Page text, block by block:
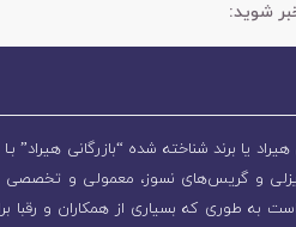
شوید:
یا برند شناخته شده “بازرگانی هیراد”
دیزلی و گریس‌های نسوز، معمولی و تخصصی
به طوری که بسیاری از همکاران و رقبا